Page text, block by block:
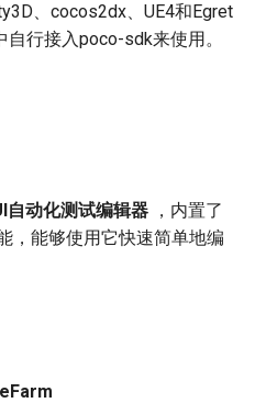
、cocos2dx、UE4和Egret
行接入poco-sdk来使用。
自动化测试编辑器 ，内置了
，能够使用它快速简单地编